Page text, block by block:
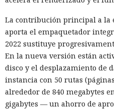
asistente integrado de
considerar la petición como
habitual.
Según el representante de
todos los navegadores con IA
más barreras de seguridad,
sortearlas. Otros productos
La contribución principal a la
aporta el empaquetador
2022 sustituye
En la nueva versión están
disco y el desplazamiento de
instancia con 50 rutas
alrededor de 840 megabytes
gigabytes — un ahorro de